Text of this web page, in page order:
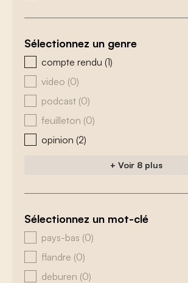
Sélectionnez un genre
zoeken - genre
compte rendu (1)
video (0)
podcast (0)
feuilleton (0)
opinion (2)
+ Voir 8 plus
Sélectionnez un mot-clé
zoeken - tags
pays-bas (0)
flandre (0)
deburen (0)